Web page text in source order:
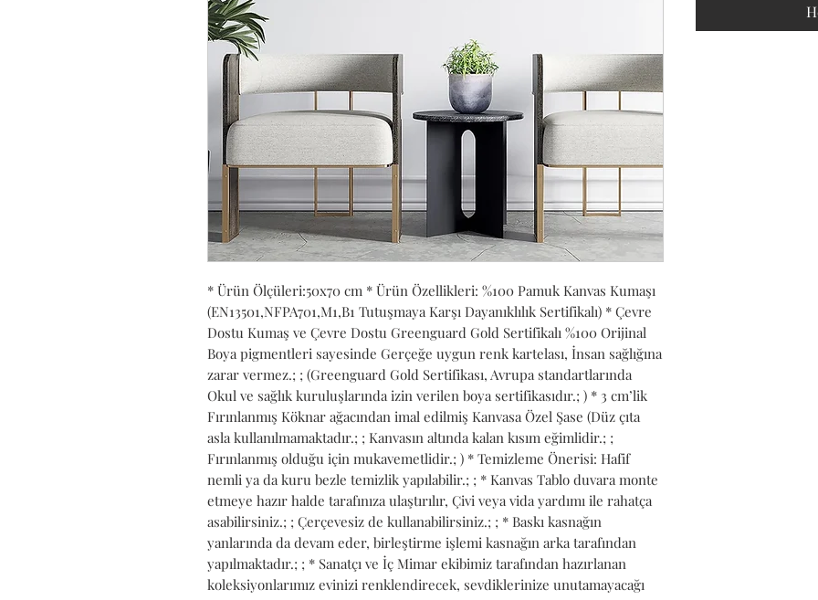
* Ürün Ölçüleri:50x70 cm * Ürün Özellikleri: %100 Pamuk Kanvas Kumaşı
(EN13501,NFPA701,M1,B1 Tutuşmaya Karşı Dayanıklılık Sertifikalı) * Çevre
Dostu Kumaş ve Çevre Dostu Greenguard Gold Sertifikalı %100 Orijinal
Boya pigmentleri sayesinde Gerçeğe uygun renk kartelası, İnsan sağlığına
zarar vermez.; ; (Greenguard Gold Sertifikası, Avrupa standartlarında
Okul ve sağlık kuruluşlarında izin verilen boya sertifikasıdır.; ) * 3 cm’lik
Fırınlanmış Köknar ağacından imal edilmiş Kanvasa Özel Şase (Düz çıta
asla kullanılmamaktadır.; ; Kanvasın altında kalan kısım eğimlidir.; ;
Fırınlanmış olduğu için mukavemetlidir.; ) * Temizleme Önerisi: Hafif
nemli ya da kuru bezle temizlik yapılabilir.; ; * Kanvas Tablo duvara monte
etmeye hazır halde tarafınıza ulaştırılır, Çivi veya vida yardımı ile rahatça
asabilirsiniz.; ; Çerçevesiz de kullanabilirsiniz.; ; * Baskı kasnağın
yanlarında da devam eder, birleştirme işlemi kasnağın arka tarafından
yapılmaktadır.; ; * Sanatçı ve İç Mimar ekibimiz tarafından hazırlanan
koleksiyonlarımız evinizi renklendirecek, sevdiklerinize unutamayacağı